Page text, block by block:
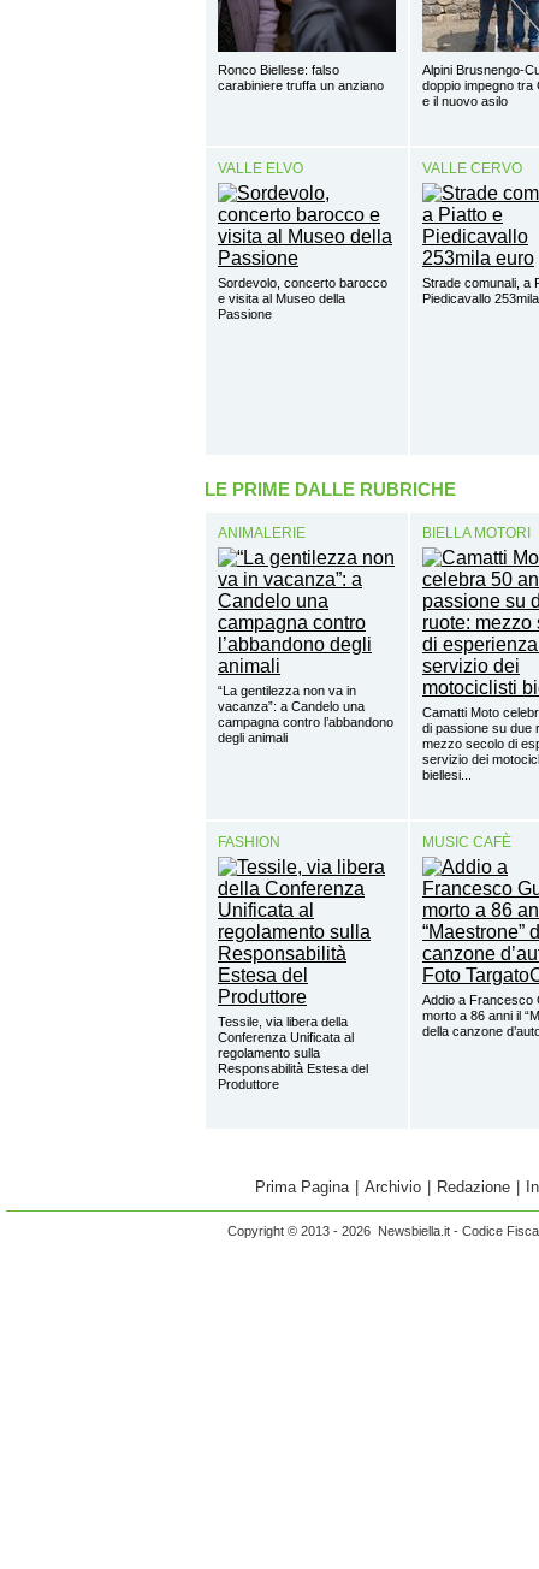
Ronco Biellese: falso
carabiniere truffa un anziano
Alpini Brusnengo-
doppio impegno tra
e il nuovo asilo
VALLE ELVO
Sordevolo, concerto barocco
e visita al Museo della
Passione
VALLE CERVO
Strade comunali, a
Piedicavallo
LE PRIME DALLE RUBRICHE
ANIMALERIE
“La gentilezza non va in
vacanza”: a Candelo una
campagna contro l’abbandono
degli animali
BIELLA MOTORI
Camatti Moto
di passione su due
mezzo secolo di
servizio dei
biellesi...
FASHION
Tessile, via libera della
Conferenza Unificata al
regolamento sulla
Responsabilità Estesa del
Produttore
MUSIC CAFÈ
Addio a Francesco
morto a 86 anni il
della canzone
Prima Pagina Archivio Redazione
Copyright © 2013 - 2026 Newsbiella.it - Codice